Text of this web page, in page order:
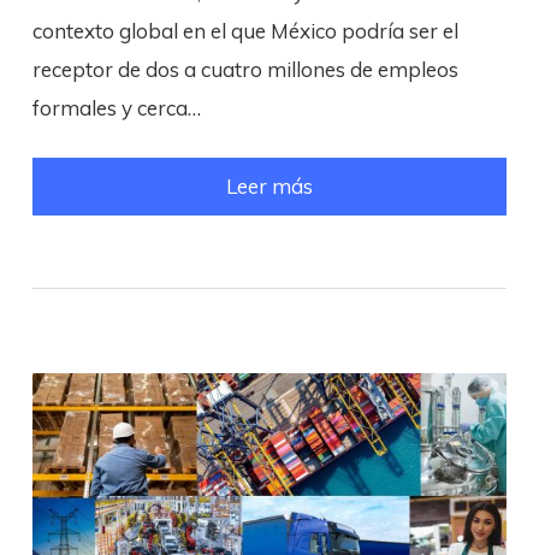
contexto global en el que México podría ser el
receptor de dos a cuatro millones de empleos
formales y cerca…
Leer más